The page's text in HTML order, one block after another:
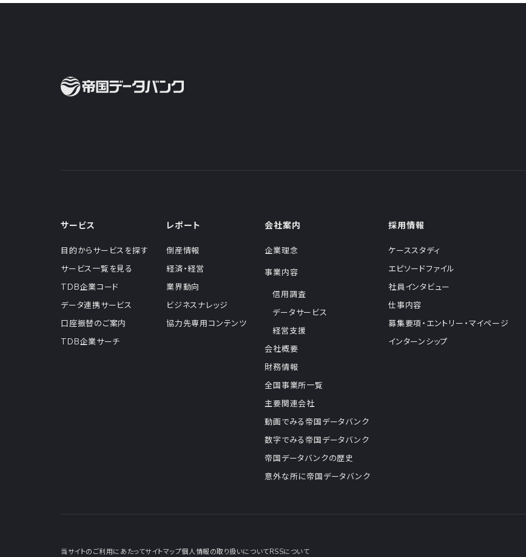
サービス
目的からサービスを探す
サービス一覧を見る
TDB企業コード
データ連携サービス
口座振替のご案内
TDB企業サーチ
レポート
倒産情報
経済・経営
業界動向
ビジネスナレッジ
協力先専用コンテンツ
会社案内
企業理念
事業内容
信用調査
データサービス
経営支援
会社概要
財務情報
全国事業所一覧
主要関連会社
動画でみる帝国データバンク
数字でみる帝国データバンク
帝国データバンクの歴史
意外な所に帝国データバンク
採用情報
ケーススタディ
エピソードファイル
社員インタビュー
仕事内容
募集要項・エントリー・マイページ
インターンシップ
当サイトのご利用にあたってサイトマップ個人情報の取り扱いについてRSSについて